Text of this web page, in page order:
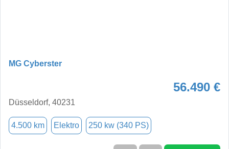
MG Cyberster
56.490 €
Düsseldorf, 40231
4.500 km Elektro 250 kw (340 PS)